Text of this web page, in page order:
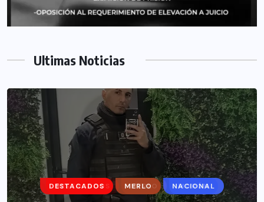
Ultimas Noticias
DESTACADOS MERLO NACIONAL
DESTACADOS MERLO MORÓN